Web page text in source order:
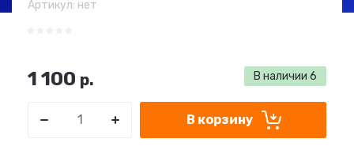
Артикул: нет
В наличии 6
1 100 р.
В корзину